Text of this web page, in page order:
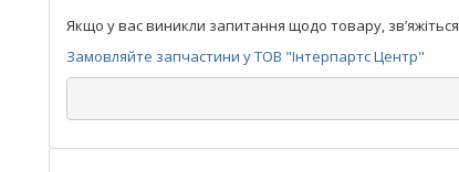
Якщо у вас виникли запитання щодо товару,
Замовляйте запчастини у ТОВ "Інтерпартс Центр"